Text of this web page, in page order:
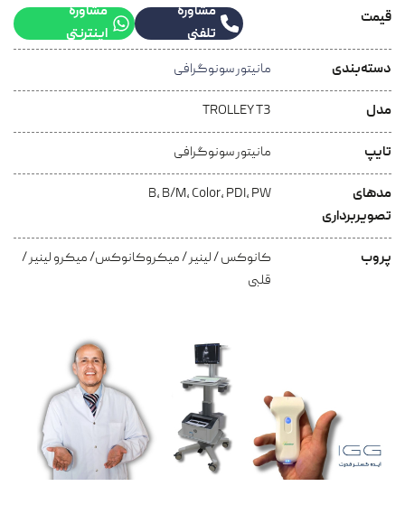
قیمت
مشاوره
تلفنی
مشاوره
اینترنتی
دسته‌بندی
مانیتور سونوگرافی
مدل TROLLEY T3
تایپ مانیتور سونوگرافی
مدهای
تصویربرداری
B, B/M, Color, PDI, PW
پروب
کانوکس / لینیر / میکروکانوکس/ میکرو لینیر /
قلبی